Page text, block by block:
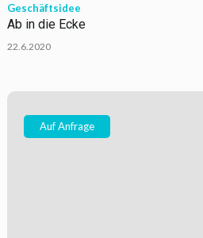
Geschäftsidee
Ab in die Ecke
22.6.2020
Auf Anfrage